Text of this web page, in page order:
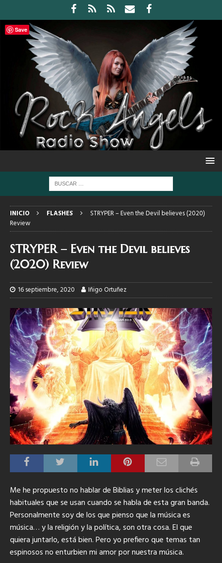
INICIO FLASHES
STRYPER – Even the Devil believes (2020)
Review
STRYPER – Even the Devil believes
(2020) Review
16 septiembre, 2020 Iñigo Ortuñez
Me he propuesto no hablar de Biblias y meter los clichés
habituales que se usan cuando se habla de esta gran banda.
Personalmente soy de los que pienso que la música es
música… y la religión y la política, son otra cosa. El que
quiera juntarlo, está bien. Pero yo prefiero que temas tan
espinosos no enturbien mi amor por nuestra música.
Save